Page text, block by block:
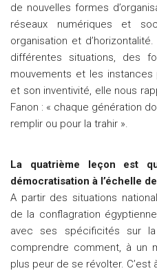
de nouvelles formes
réseaux numériques et
organisation et
différentes situations, des
mouvements et les
et son inventivité, elle nous
Fanon : « chaque génération
remplir ou pour la trahir ».
La quatrième leçon est
démocratisation à l’échelle
A partir des situations
de la conflagration
avec ses spécificités sur
comprendre comment, à un
plus peur de se révolter. C’est